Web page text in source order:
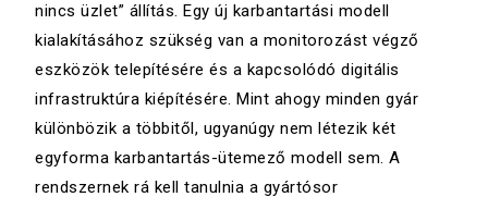
nincs üzlet” állítás. Egy új karbantartási modell
kialakításához szükség van a monitorozást végző
eszközök telepítésére és a kapcsolódó digitális
infrastruktúra kiépítésére. Mint ahogy minden gyár
különbözik a többitől, ugyanúgy nem létezik két
egyforma karbantartás-ütemező modell sem. A
rendszernek rá kell tanulnia a gyártósor